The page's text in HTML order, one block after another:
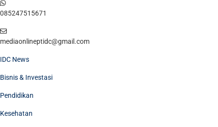
085247515671
mediaonlineptidc@gmail.com
IDC News
Bisnis & Investasi
Pendidikan
Kesehatan